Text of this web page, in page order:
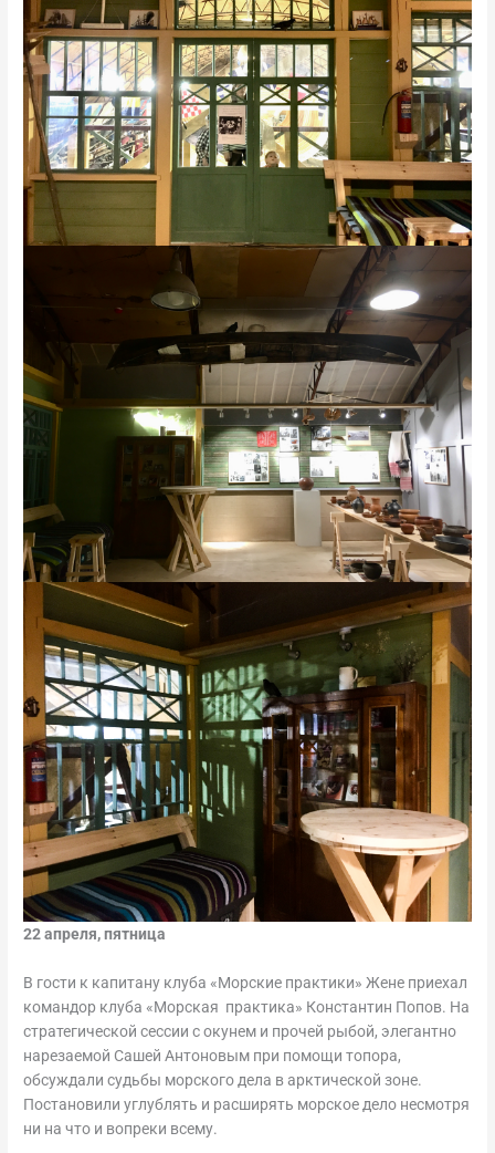
22 апреля, пятница
В гости к капитану клуба «Морские практики» Жене приехал
командор клуба «Морская практика» Константин Попов. На
стратегической сессии с окунем и прочей рыбой, элегантно
нарезаемой Сашей Антоновым при помощи топора,
обсуждали судьбы морского дела в арктической зоне.
Постановили углублять и расширять морское дело несмотря
ни на что и вопреки всему.